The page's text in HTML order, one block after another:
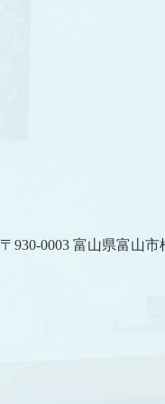
〒930-0003 富山県富山